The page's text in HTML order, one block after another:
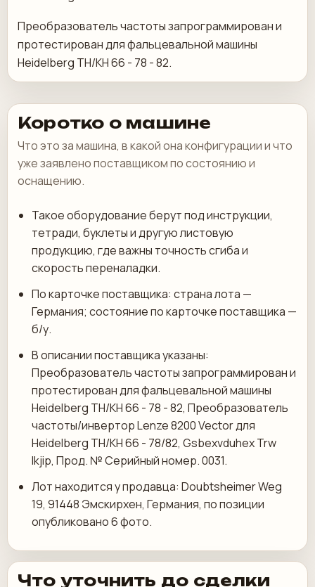
Преобразователь частоты запрограммирован и
протестирован для фальцевальной машины
Heidelberg TH/KH 66 - 78 - 82.
Коротко о машине
Что это за машина, в какой она конфигурации и что
уже заявлено поставщиком по состоянию и
оснащению.
Такое оборудование берут под инструкции,
тетради, буклеты и другую листовую
продукцию, где важны точность сгиба и
скорость переналадки.
По карточке поставщика: страна лота —
Германия; состояние по карточке поставщика —
б/у.
В описании поставщика указаны:
Преобразователь частоты запрограммирован и
протестирован для фальцевальной машины
Heidelberg TH/KH 66 - 78 - 82, Преобразователь
частоты/инвертор Lenze 8200 Vector для
Heidelberg TH/KH 66 - 78/82, Gsbexvduhex Trw
Ikjip, Прод. № Серийный номер. 0031.
Лот находится у продавца: Doubtsheimer Weg
19, 91448 Эмскирхен, Германия, по позиции
опубликовано 6 фото.
Что уточнить до сделки